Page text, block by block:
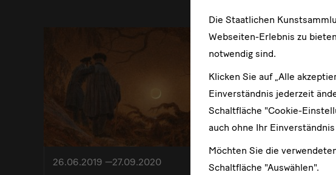
26.06.2019 —27.09.2020 10.09.2019
Die Staatlichen
Webseiten-Erlebnis zu
notwendig sind.
Klicken Sie auf „Alle
Einverständnis jederzeit
Schaltfläche "Cookie-
auch ohne Ihr
Möchten Sie die
Schaltfläche "Auswählen".